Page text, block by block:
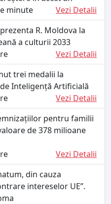
minute
Vezi Detalii
R. Moldova la
a culturii 2033
Vezi Detalii
trei medalii la
Inteligență Artificială
Vezi Detalii
pentru familii
de 378 milioane
Vezi Detalii
din cauza
intereselor UE”.